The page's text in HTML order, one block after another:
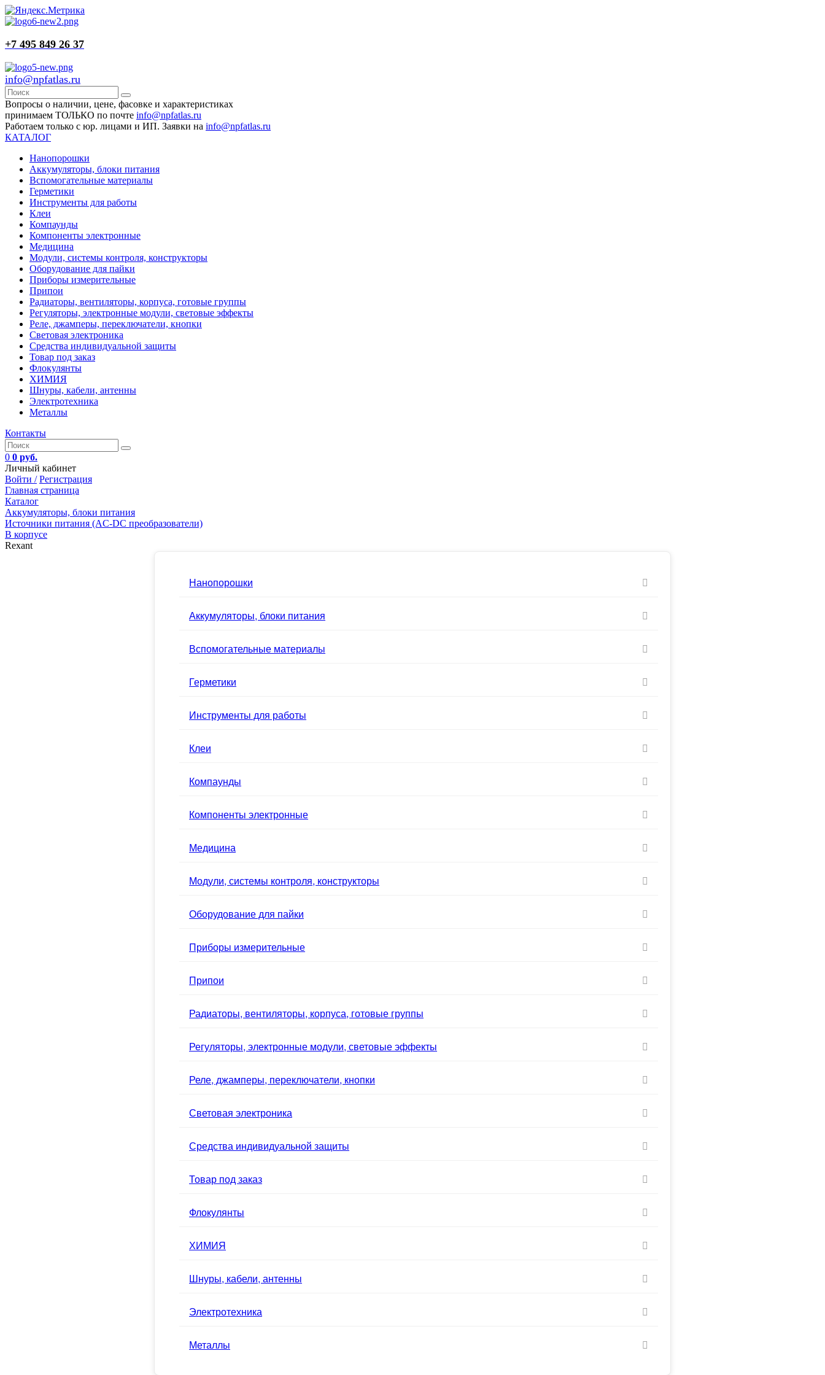
+7 495 849 26 37
info@npfatlas.ru
Вопросы о наличии, цене, фасовке и характеристиках
принимаем ТОЛЬКО по почте info@npfatlas.ru
Работаем только с юр. лицами и ИП. Заявки на info@npfatlas.ru
КАТАЛОГ
Нанопорошки
Аккумуляторы, блоки питания
Вспомогательные материалы
Герметики
Инструменты для работы
Клеи
Компаунды
Компоненты электронные
Медицина
Модули, системы контроля, конструкторы
Оборудование для пайки
Приборы измерительные
Припои
Радиаторы, вентиляторы, корпуса, готовые группы
Регуляторы, электронные модули, световые эффекты
Реле, джамперы, переключатели, кнопки
Световая электроника
Средства индивидуальной защиты
Товар под заказ
Флокулянты
ХИМИЯ
Шнуры, кабели, антенны
Электротехника
Металлы
Контакты
0 0 руб.
Личный кабинет
Войти / Регистрация
Главная страница
Каталог
Аккумуляторы, блоки питания
Источники питания (AC-DC преобразователи)
В корпусе
Rexant
Нанопорошки
Аккумуляторы, блоки питания
Вспомогательные материалы
Герметики
Инструменты для работы
Клеи
Компаунды
Компоненты электронные
Медицина
Модули, системы контроля, конструкторы
Оборудование для пайки
Приборы измерительные
Припои
Радиаторы, вентиляторы, корпуса, готовые группы
Регуляторы, электронные модули, световые эффекты
Реле, джамперы, переключатели, кнопки
Световая электроника
Средства индивидуальной защиты
Товар под заказ
Флокулянты
ХИМИЯ
Шнуры, кабели, антенны
Электротехника
Металлы